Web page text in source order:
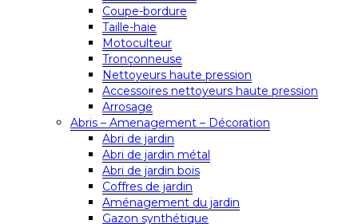
Coupe-bordure
Taille-haie
Motoculteur
Tronçonneuse
Nettoyeurs haute pression
Accessoires nettoyeurs haute pression
Arrosage
Abris – Amenagement – Décoration
Abri de jardin
Abri de jardin métal
Abri de jardin bois
Coffres de jardin
Aménagement du jardin
Gazon synthétique